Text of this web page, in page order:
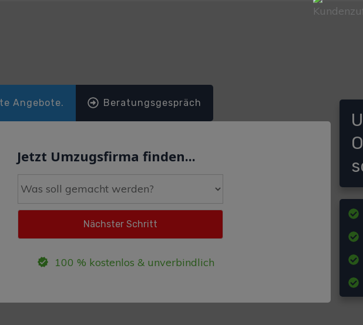
Angebote. Beratungsgespräch
Jetzt Umzugsfirma finden...
100 % kostenlos & unverbindlich